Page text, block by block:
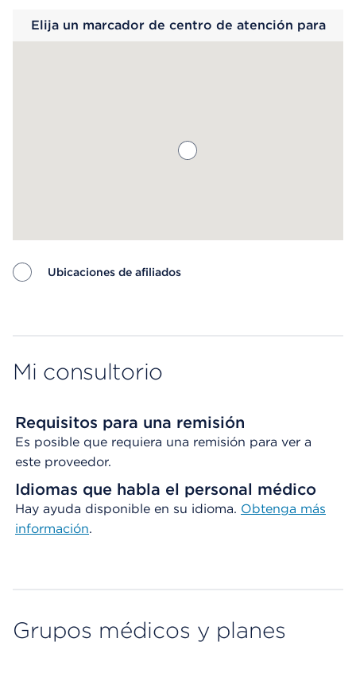
Elija un marcador de centro de atención para
Ubicaciones de afiliados
Mi consultorio
Requisitos para una remisión
Es posible que requiera una remisión para ver a
este proveedor.
Idiomas que habla el personal médico
Hay ayuda disponible en su idioma. Obtenga más
información.
Grupos médicos y planes